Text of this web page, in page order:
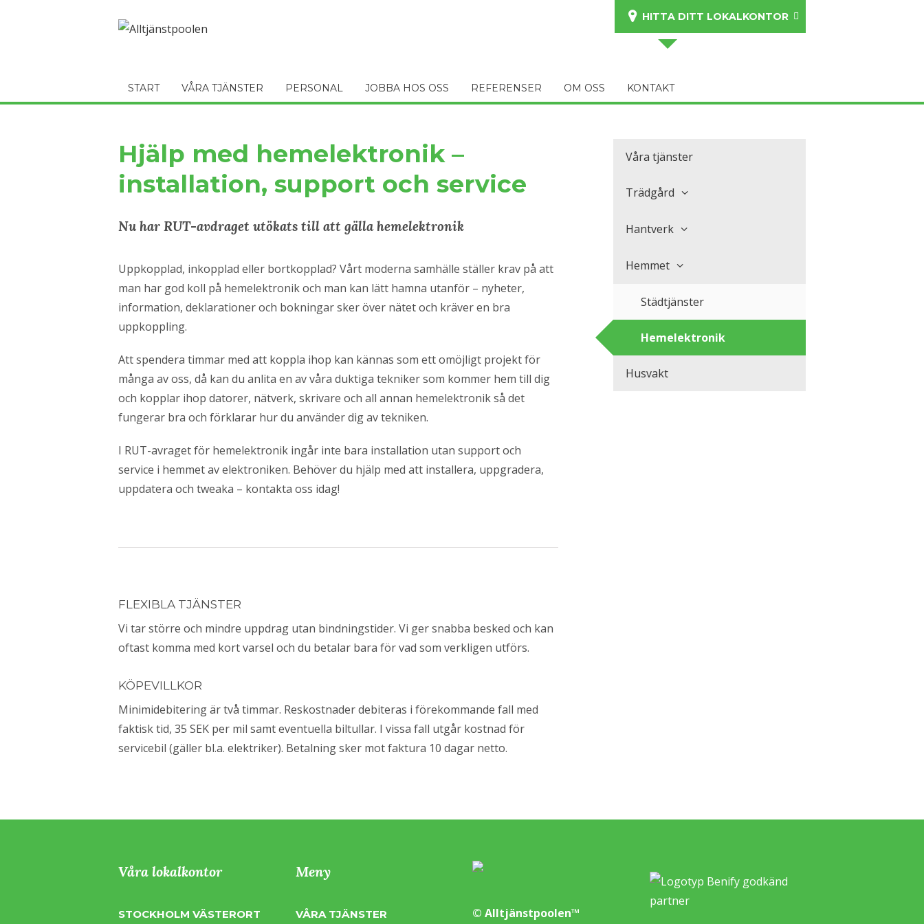
HITTA DITT LOKALKONTOR
START VÅRA TJÄNSTER PERSONAL JOBBA HOS OSS REFERENSER OM OSS KONTAKT
Hjälp med hemelektronik –
installation, support och service
Nu har RUT-avdraget utökats till att gälla hemelektronik
Uppkopplad, inkopplad eller bortkopplad? Vårt moderna samhälle ställer krav på att
man har god koll på hemelektronik och man kan lätt hamna utanför – nyheter,
information, deklarationer och bokningar sker över nätet och kräver en bra
uppkoppling.
Att spendera timmar med att koppla ihop kan kännas som ett omöjligt projekt för
många av oss, då kan du anlita en av våra duktiga tekniker som kommer hem till dig
och kopplar ihop datorer, nätverk, skrivare och all annan hemelektronik så det
fungerar bra och förklarar hur du använder dig av tekniken.
I RUT-avraget för hemelektronik ingår inte bara installation utan support och
service i hemmet av elektroniken. Behöver du hjälp med att installera, uppgradera,
uppdatera och tweaka – kontakta oss idag!
FLEXIBLA TJÄNSTER
Vi tar större och mindre uppdrag utan bindningstider. Vi ger snabba besked och kan
oftast komma med kort varsel och du betalar bara för vad som verkligen utförs.
KÖPEVILLKOR
Minimidebitering är två timmar. Reskostnader debiteras i förekommande fall med
faktisk tid, 35 SEK per mil samt eventuella biltullar. I vissa fall utgår kostnad för
servicebil (gäller bl.a. elektriker). Betalning sker mot faktura 10 dagar netto.
Våra tjänster
Trädgård
Hantverk
Hemmet
Städtjänster
Hemelektronik
Husvakt
Våra lokalkontor
STOCKHOLM VÄSTERORT
Meny
VÅRA TJÄNSTER © Alltjänstpoolen™